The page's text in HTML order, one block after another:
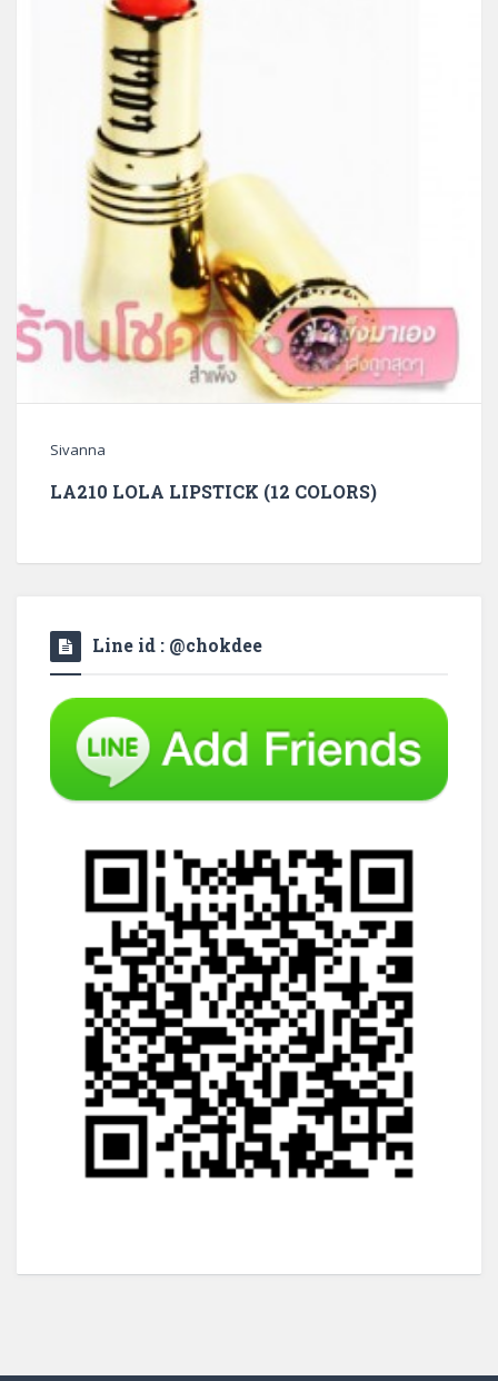
Sivanna
LA210 LOLA LIPSTICK (12 COLORS)
Line id : @chokdee